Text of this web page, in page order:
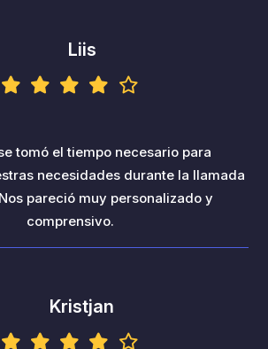
Liis
tomó el tiempo necesario para
necesidades durante la llamada
pareció muy personalizado y
comprensivo.
Kristjan